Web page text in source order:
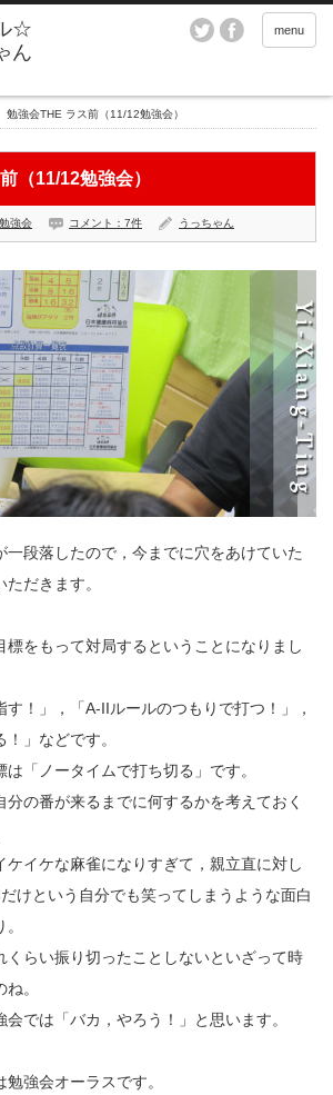
menu
勉強会THE ラス前（11/12勉強会）
（11/12勉強会）
強会 コメント：7件 うっちゃん
一段落したので，今までに穴をあけていた
だきます。
標をもって対局するということになりまし
す！」，「A-IIルールのつもりで打つ！」，
！」などです。
「ノータイムで打ち切る」です。
分の番が来るまでに何するかを考えておく
ケイケな麻雀になりすぎて，親立直に対し
けという自分でも笑ってしまうような面白
くらい振り切ったことしないといざって時
。
では「バカ，やろう！」と思います。
強会オーラスです。